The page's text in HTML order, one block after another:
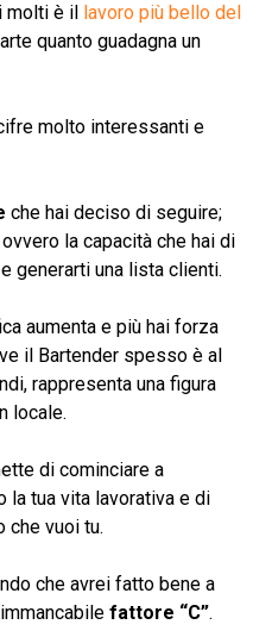
molti è il
lavoro più bello del
quanto guadagna un
molto interessanti e
che hai deciso di seguire;
ovvero la capacità che hai di
generarti una lista clienti.
aumenta e più hai forza
il Bartender spesso è al
rappresenta una figura
locale.
di cominciare a
la tua vita lavorativa e di
che vuoi tu.
che avrei fatto bene a
fattore “C”.